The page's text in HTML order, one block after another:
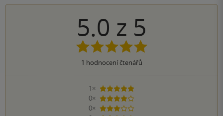
5.0 z 5
1 hodnocení čtenářů
1×
5 hvězdiček
0×
4 hvězdičky
0×
3 hvězdičky